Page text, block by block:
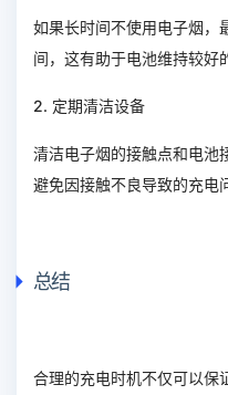
如果长时间不使用电子烟
间，这有助于电池维持较好
2. 定期清洁设备
清洁电子烟的接触点和电池
避免因接触不良导致的充电
总结
合理的充电时机不仅可以保